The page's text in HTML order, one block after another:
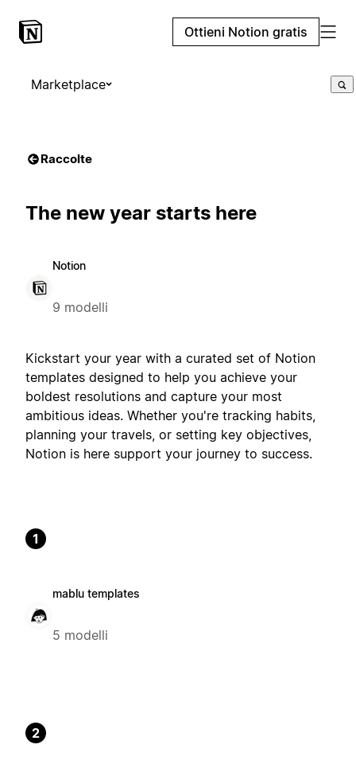
Ottieni Notion gratis
Marketplace
Raccolte
The new year starts here
Notion
9 modelli
Kickstart your year with a curated set of Notion
templates designed to help you achieve your
boldest resolutions and capture your most
ambitious ideas. Whether you're tracking habits,
planning your travels, or setting key objectives,
Notion is here support your journey to success.
1
mablu templates
5 modelli
2